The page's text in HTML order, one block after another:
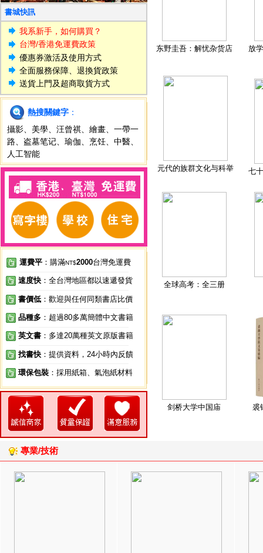
書城快訊
我系新手，如何購買？
台灣/香港免運費政策
優惠券激活及使用方式
全面服務保障、退換貨政策
送貨上門及超商取貨方式
熱搜關鍵字 ：
攝影
美學 汪曾祺 繪畫
一帶一
路
盗墓笔记 瑜伽 烹饪 中醫
人工智能
運費平 ：購滿NT$2000台灣免運費
速度快 ：全台灣地區都以速遞發貨
書價低 ：歡迎與任何同類書店比價
品種多 ：超過80多萬簡體中文書籍
英文書 ：多達20萬種英文原版書籍
找書快 ：提供資料，24小時內反饋
環保包裝 ：採用紙箱、氣泡紙材料
东野圭吾：解忧杂货店 放
元代的族群文化与科举 七
全球高考：全三册
剑桥大学中国庙 裘
專業/技術